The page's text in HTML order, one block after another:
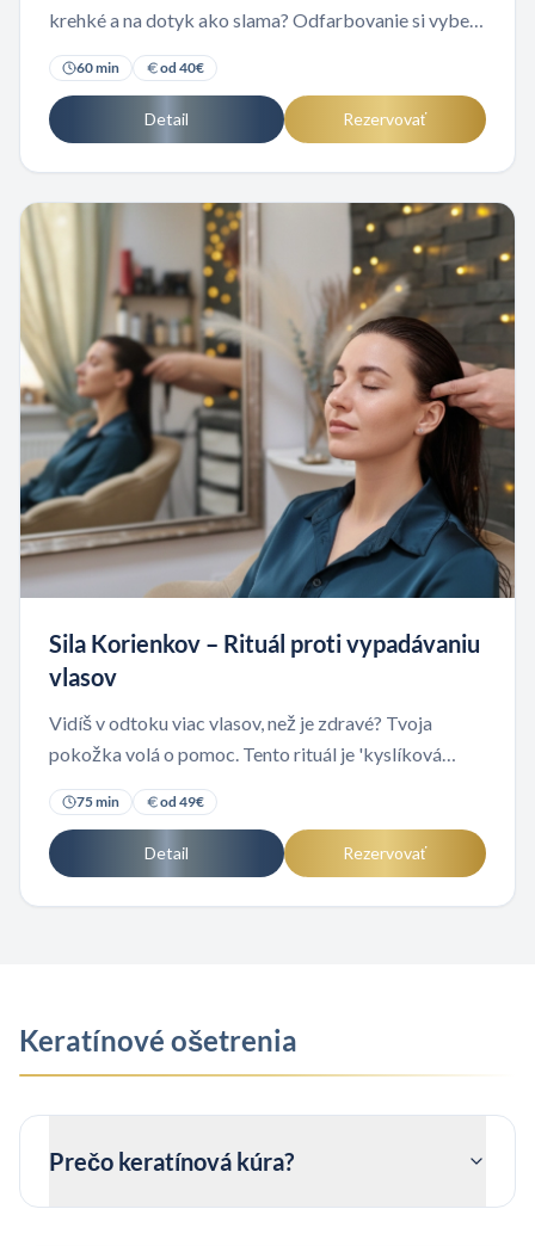
krehké a na dotyk ako slama? Odfarbovanie si vyberá
svoju daň, ale tento rituál ju zaplatí späť. Vráťme
tvojim vlasom stratenú silu a zamatovú hebkosť.
60min od 40€
Detail Rezervovať
Sila Korienkov – Rituál proti vypadávaniu
vlasov
Vidíš v odtoku viac vlasov, než je zdravé? Tvoja
pokožka volá o pomoc. Tento rituál je 'kyslíková
bomba' pre tvoje korienky, ktorá zastaví padanie a
naštartuje nový rast.
75min od 49€
Detail Rezervovať
Keratínové ošetrenia
Prečo keratínová kúra?